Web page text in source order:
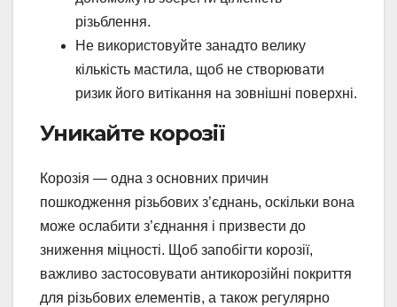
різьблення.
Не використовуйте занадто велику
кількість мастила, щоб не створювати
ризик його витікання на зовнішні поверхні.
Уникайте корозії
Корозія — одна з основних причин
пошкодження різьбових з’єднань, оскільки вона
може ослабити з’єднання і призвести до
зниження міцності. Щоб запобігти корозії,
важливо застосовувати антикорозійні покриття
для різьбових елементів, а також регулярно